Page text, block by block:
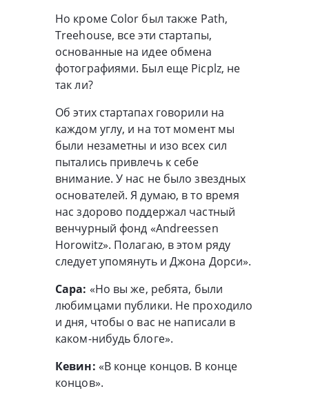
Но кроме Color был также Path,
Treehouse, все эти стартапы,
основанные на идее обмена
фотографиями. Был еще Picplz, не
так ли?
Об этих стартапах говорили на
каждом углу, и на тот момент мы
были незаметны и изо всех сил
пытались привлечь к себе
внимание. У нас не было звездных
основателей. Я думаю, в то время
нас здорово поддержал частный
венчурный фонд «Andreessen
Horowitz». Полагаю, в этом ряду
следует упомянуть и Джона Дорси».
Сара: «Но вы же, ребята, были
любимцами публики. Не проходило
и дня, чтобы о вас не написали в
каком-нибудь блоге».
Кевин: «В конце концов. В конце
концов».